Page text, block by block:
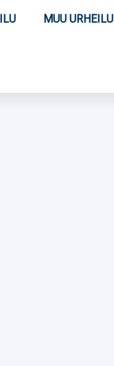
MUU URHEILU